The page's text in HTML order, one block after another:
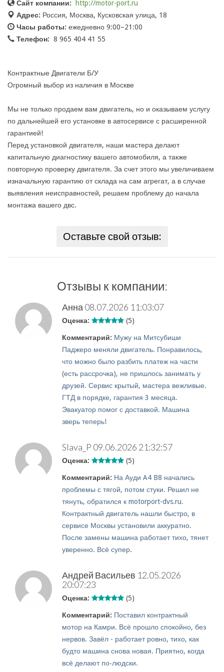
Сайт компании:
http://motor-port.ru
Адрес: Россия, Москва, Кусковская улица, 18
Часы работы: ежедневно 9:00–21:00
Телефон: 8 965 404 41 55
Контрактные Двигатели Б/У
Огромный выбор из наличия в Москве
Мы не только продаем вам двигатель, но и оказываем услугу
по дальнейшей его установке в автосервисе с расширенной
гарантией!
Перед установкой двигателя, наши мастера делают
капитальную диагностику вашего автомобиля, а также
повторную проверку двигателя. За счет этого мы увеличиваем
изначальную гарантию от склада на сам агрегат, а в случае
выявления неисправностей, решаем проблему до начала
монтажа вашего двс.
Оставьте свой отзыв:
Отзывы к компании:
Анна 08.07.2026 11:03:07
Оценка: (5)
Комментарий: Мужу на Митсубиши
Паджеро меняли двигатель. Понравилось,
что можно было разбить платеж на части
(есть рассрочка), не пришлось занимать у
друзей. Сервис крытый, мастера вежливые.
ГТД в порядке, гарантия 3 месяца.
Эвакуатор помог с доставкой. Машина
зверь теперь!
Slava_P 09.06.2026 21:32:57
Оценка: (5)
Комментарий: На Ауди A4 B8 начались
проблемы с тягой, потом стуки. Решил не
тянуть, обратился к motorport-dvs.ru.
Контрактный двигатель нашли быстро, в
сервисе Москвы установили аккуратно.
После замены машина работает тихо, тянет
уверенно. Всё супер.
Андрей Васильев 12.05.2026
20:07:23
Оценка: (5)
Комментарий: Поставил контрактный
мотор на Камри. Всё прошло спокойно, без
нервов. Завёл - работает ровно, тихо, как
будто машина снова новая. Приятно, когда
всё делают по‑людски.